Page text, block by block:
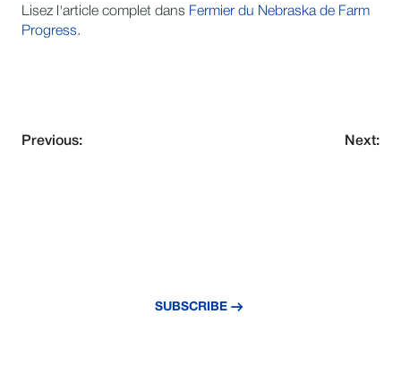
Lisez l'article complet dans Fermier du Nebraska de Farm
Progress.
Previous: Next:
SUBSCRIBE